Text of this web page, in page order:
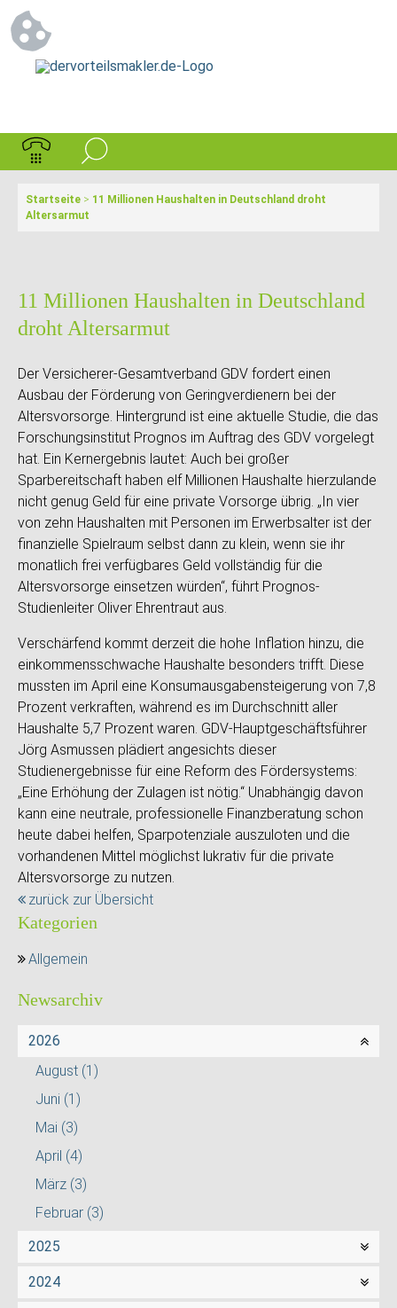
Startseite > 11 Millionen Haushalten in Deutschland droht
Altersarmut
11 Millionen Haushalten in Deutschland
droht Altersarmut
Der Versicherer-Gesamtverband GDV fordert einen
Ausbau der Förderung von Geringverdienern bei der
Altersvorsorge. Hintergrund ist eine aktuelle Studie, die das
Forschungsinstitut Prognos im Auftrag des GDV vorgelegt
hat. Ein Kernergebnis lautet: Auch bei großer
Sparbereitschaft haben elf Millionen Haushalte hierzulande
nicht genug Geld für eine private Vorsorge übrig. „In vier
von zehn Haushalten mit Personen im Erwerbsalter ist der
finanzielle Spielraum selbst dann zu klein, wenn sie ihr
monatlich frei verfügbares Geld vollständig für die
Altersvorsorge einsetzen würden“, führt Prognos-
Studienleiter Oliver Ehrentraut aus.
Verschärfend kommt derzeit die hohe Inflation hinzu, die
einkommensschwache Haushalte besonders trifft. Diese
mussten im April eine Konsumausgabensteigerung von 7,8
Prozent verkraften, während es im Durchschnitt aller
Haushalte 5,7 Prozent waren. GDV-Hauptgeschäftsführer
Jörg Asmussen plädiert angesichts dieser
Studienergebnisse für eine Reform des Fördersystems:
„Eine Erhöhung der Zulagen ist nötig.“ Unabhängig davon
kann eine neutrale, professionelle Finanzberatung schon
heute dabei helfen, Sparpotenziale auszuloten und die
vorhandenen Mittel möglichst lukrativ für die private
Altersvorsorge zu nutzen.
zurück zur Übersicht
Kategorien
Allgemein
Newsarchiv
2026
August (1)
Juni (1)
Mai (3)
April (4)
März (3)
Februar (3)
2025
2024